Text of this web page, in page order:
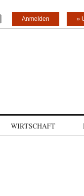
»
Anmelden
WIRTSCHAFT